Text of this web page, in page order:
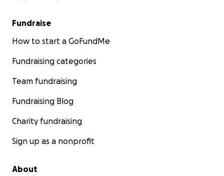
Fundraise
How to start a GoFundMe
Fundraising categories
Team fundraising
Fundraising Blog
Charity fundraising
Sign up as a nonprofit
About